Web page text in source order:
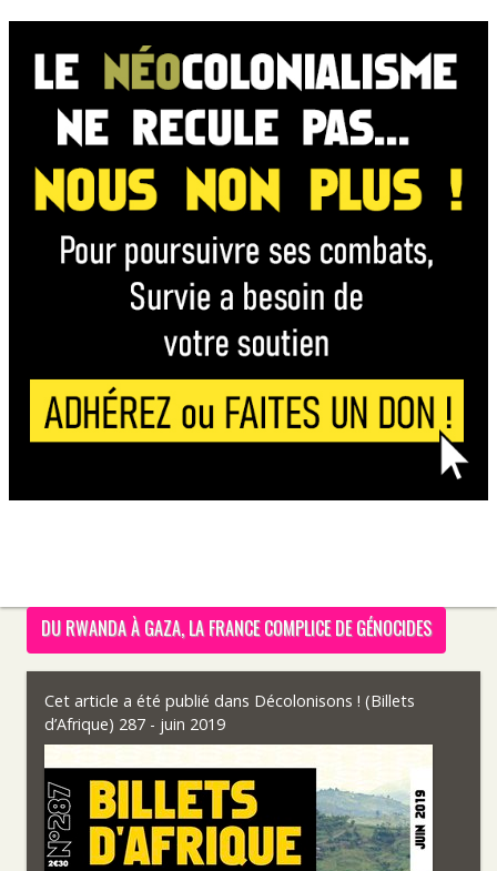
DU RWANDA À GAZA, LA FRANCE COMPLICE DE GÉNOCIDES
Cet article a été publié dans Décolonisons ! (Billets
d’Afrique) 287 - juin 2019